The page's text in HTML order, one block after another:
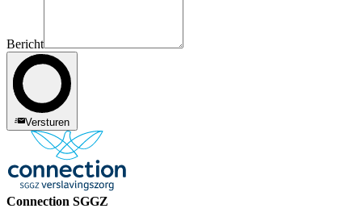
Bericht
Versturen
Connection SGGZ